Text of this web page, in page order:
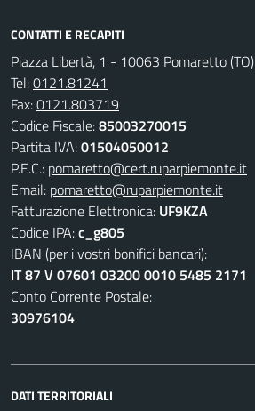
CONTATTI E RECAPITI
Piazza Libertà, 1 - 10063 Pomaretto (TO)
Tel:0121.81241
Fax:0121.803719
Codice Fiscale:85003270015
Partita IVA:01504050012
P.E.C.: pomaretto@cert.ruparpiemonte.it
Email: pomaretto@ruparpiemonte.it
Fatturazione Elettronica: UF9KZA
Codice IPA:c_g805
IBAN (per i vostri bonifici bancari):
IT 87 V 07601 03200 0010 5485 2171
Conto Corrente Postale:
30976104
DATI TERRITORIALI